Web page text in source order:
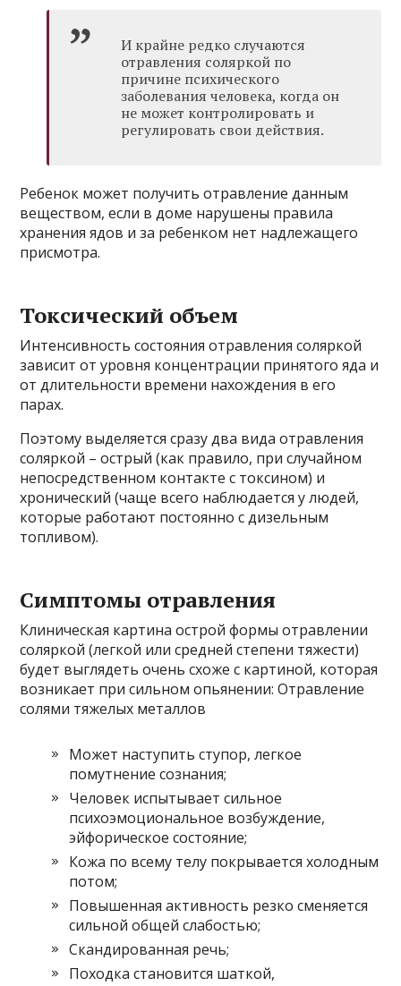
И крайне редко случаются
отравления соляркой по
причине психического
заболевания человека, когда он
не может контролировать и
регулировать свои действия.
Ребенок может получить отравление данным
веществом, если в доме нарушены правила
хранения ядов и за ребенком нет надлежащего
присмотра.
Токсический объем
Интенсивность состояния отравления соляркой
зависит от уровня концентрации принятого яда и
от длительности времени нахождения в его
парах.
Поэтому выделяется сразу два вида отравления
соляркой – острый (как правило, при случайном
непосредственном контакте с токсином) и
хронический (чаще всего наблюдается у людей,
которые работают постоянно с дизельным
топливом).
Симптомы отравления
Клиническая картина острой формы отравлении
соляркой (легкой или средней степени тяжести)
будет выглядеть очень схоже с картиной, которая
возникает при сильном опьянении: Отравление
солями тяжелых металлов
Может наступить ступор, легкое
помутнение сознания;
Человек испытывает сильное
психоэмоциональное возбуждение,
эйфорическое состояние;
Кожа по всему телу покрывается холодным
потом;
Повышенная активность резко сменяется
сильной общей слабостью;
Скандированная речь;
Походка становится шаткой,